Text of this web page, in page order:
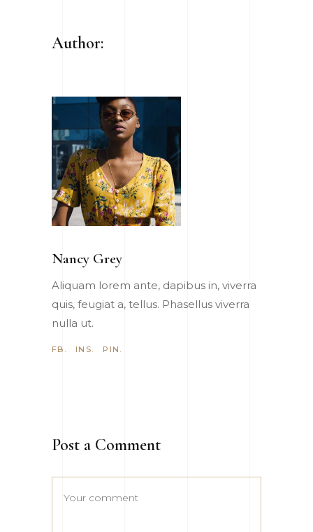
Author:
Nancy Grey
Aliquam lorem ante, dapibus in, viverra
quis, feugiat a, tellus. Phasellus viverra
nulla ut.
FB. INS. PIN.
Post a Comment